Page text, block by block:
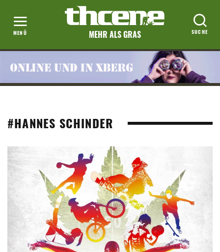
MEHR ALS GRAS
#HANNES SCHINDER